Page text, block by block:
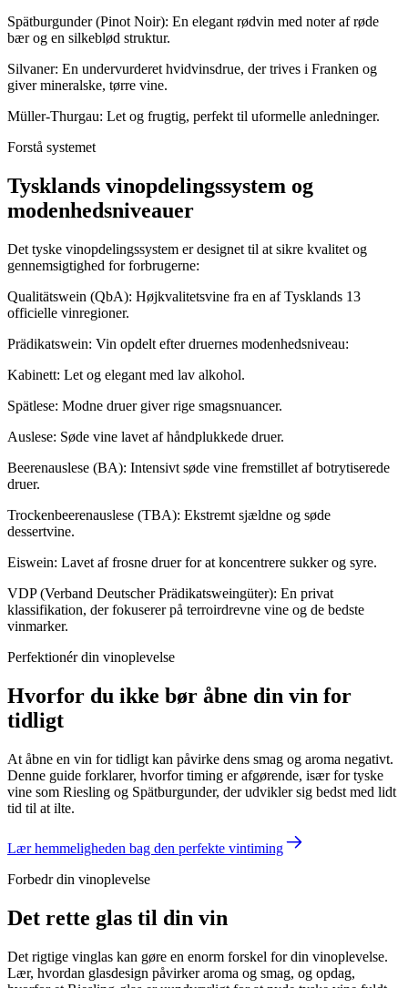
Spätburgunder (Pinot Noir): En elegant rødvin med noter af røde
bær og en silkeblød struktur.
Silvaner: En undervurderet hvidvinsdrue, der trives i Franken og
giver mineralske, tørre vine.
Müller-Thurgau: Let og frugtig, perfekt til uformelle anledninger.
Forstå systemet
Tysklands vinopdelingssystem og
modenhedsniveauer
Det tyske vinopdelingssystem er designet til at sikre kvalitet og
gennemsigtighed for forbrugerne:
Qualitätswein (QbA): Højkvalitetsvine fra en af Tysklands 13
officielle vinregioner.
Prädikatswein: Vin opdelt efter druernes modenhedsniveau:
Kabinett: Let og elegant med lav alkohol.
Spätlese: Modne druer giver rige smagsnuancer.
Auslese: Søde vine lavet af håndplukkede druer.
Beerenauslese (BA): Intensivt søde vine fremstillet af botrytiserede
druer.
Trockenbeerenauslese (TBA): Ekstremt sjældne og søde
dessertvine.
Eiswein: Lavet af frosne druer for at koncentrere sukker og syre.
VDP (Verband Deutscher Prädikatsweingüter): En privat
klassifikation, der fokuserer på terroirdrevne vine og de bedste
vinmarker.
Perfektionér din vinoplevelse
Hvorfor du ikke bør åbne din vin for
tidligt
At åbne en vin for tidligt kan påvirke dens smag og aroma negativt.
Denne guide forklarer, hvorfor timing er afgørende, især for tyske
vine som Riesling og Spätburgunder, der udvikler sig bedst med lidt
tid til at ilte.
Lær hemmeligheden bag den perfekte vintiming
Forbedr din vinoplevelse
Det rette glas til din vin
Det rigtige vinglas kan gøre en enorm forskel for din vinoplevelse.
Lær, hvordan glasdesign påvirker aroma og smag, og opdag,